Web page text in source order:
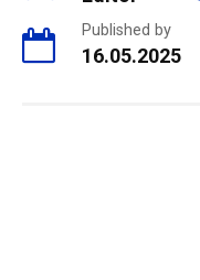
Published by
16.05.2025